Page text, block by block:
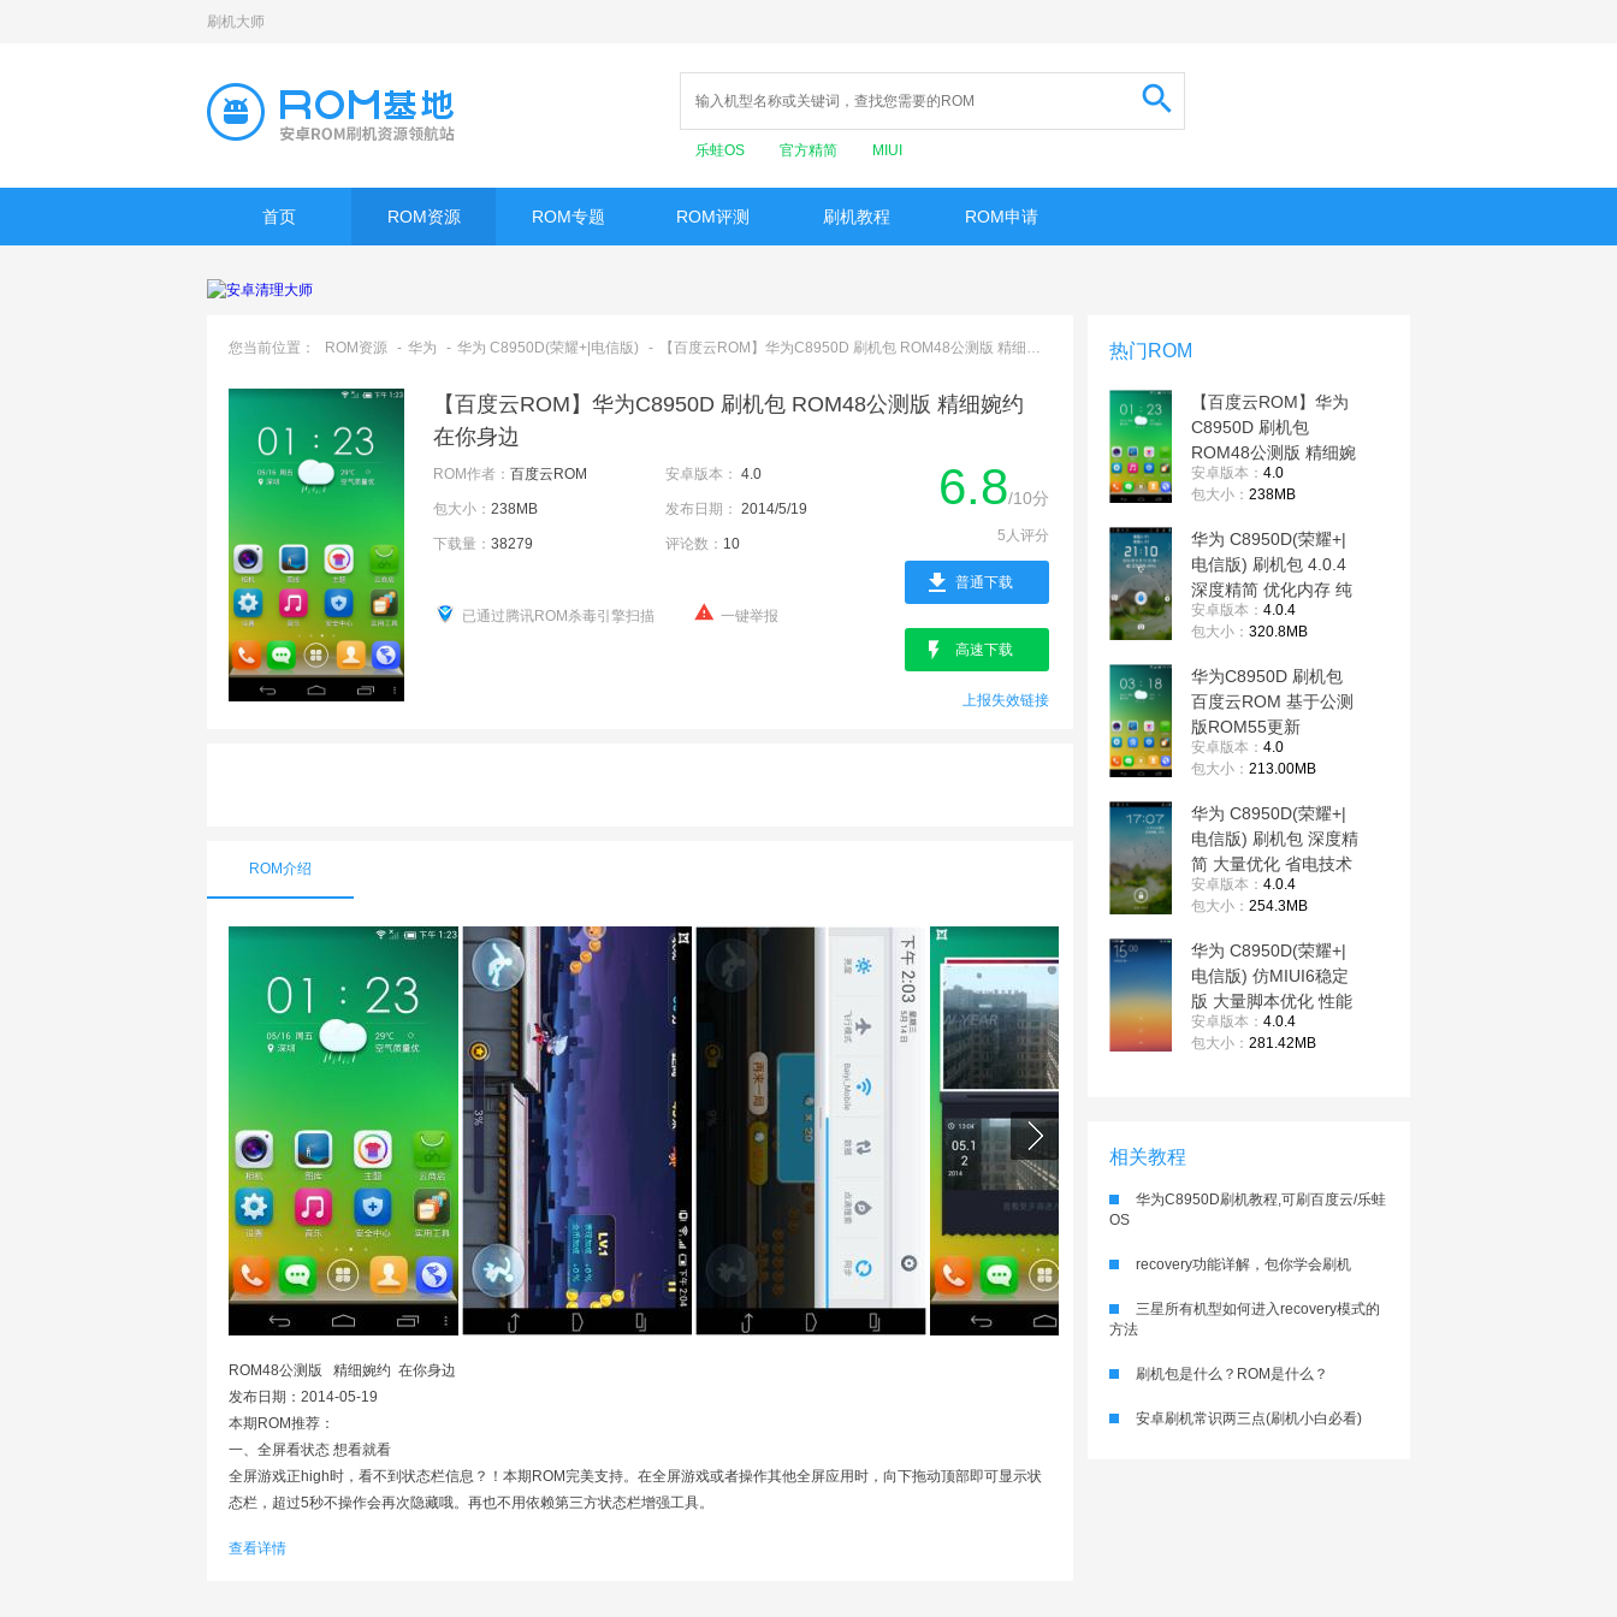
刷机大师
乐蛙OS 官方精简 MIUI
首页 ROM资源 ROM专题 ROM评测 刷机教程 ROM申请
您当前位置： ROM资源 - 华为 - 华为 C8950D(荣耀+|电信版) - 【百度云ROM】华为C8950D 刷机包 ROM48公测版 精细婉约 在你身边
【百度云ROM】华为C8950D 刷机包 ROM48公测版 精细婉约
在你身边
ROM作者： 百度云ROM 安卓版本： 4.0
包大小： 238MB 发布日期： 2014/5/19
下载量： 38279 评论数： 10
已通过腾讯ROM杀毒引擎扫描 一键举报
6.8/10分
5人评分
普通下载
高速下载
上报失效链接
ROM介绍
ROM48公测版 精细婉约 在你身边
发布日期：2014-05-19
本期ROM推荐：
一、全屏看状态 想看就看
全屏游戏正high时，看不到状态栏信息？！本期ROM完美支持。在全屏游戏或者操作其他全屏应用时，向下拖动顶部即可显示状
态栏，超过5秒不操作会再次隐藏哦。再也不用依赖第三方状态栏增强工具。
?不想进入相机就能取景拍照？！本期新增的桌面小工具小窗拍照满足你。直接点击即可快速拍照，支持 Android4.1、内存
查看详情
热门ROM
【百度云ROM】华为
C8950D 刷机包
ROM48公测版 精细婉
约 在你身边
安卓版本： 4.0
包大小： 238MB
华为 C8950D(荣耀+|
电信版) 刷机包 4.0.4
深度精简 优化内存 纯
净稳定 省电流畅ac1
安卓版本： 4.0.4
包大小： 320.8MB
华为C8950D 刷机包
百度云ROM 基于公测
版ROM55更新
安卓版本： 4.0
包大小： 213.00MB
华为 C8950D(荣耀+|
电信版) 刷机包 深度精
简 大量优化 省电技术
稳定流畅
安卓版本： 4.0.4
包大小： 254.3MB
华为 C8950D(荣耀+|
电信版) 仿MIUI6稳定
版 大量脚本优化 性能
加强 大运存 省电 流畅
稳定
安卓版本： 4.0.4
包大小： 281.42MB
相关教程
华为C8950D刷机教程,可刷百度云/乐蛙
OS
recovery功能详解，包你学会刷机
三星所有机型如何进入recovery模式的
方法
刷机包是什么？ROM是什么？
安卓刷机常识两三点(刷机小白必看)